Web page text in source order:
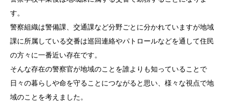
す。
警察組織は警備課、交通課など分野ごとに分かれていますが地域
課に所属している交番は巡回連絡やパトロールなどを通して住民
の方々に一番近い存在です。
そんな存在の警察官が地域のことを誰よりも知っていることで
日々の暮らしや命を守ることにつながると思い、様々な視点で地
域のことを考えました。